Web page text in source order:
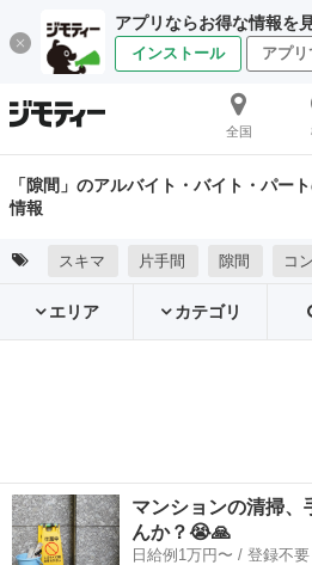
アプリならお得な情報を
インストール アプリ
全国
「隙間」のアルバイト・バイト・パー
情報
スキマ 片手間 隙間 コ
エリア カテゴリ
マンションの清掃、
んか？😭🙏
日給例1万円